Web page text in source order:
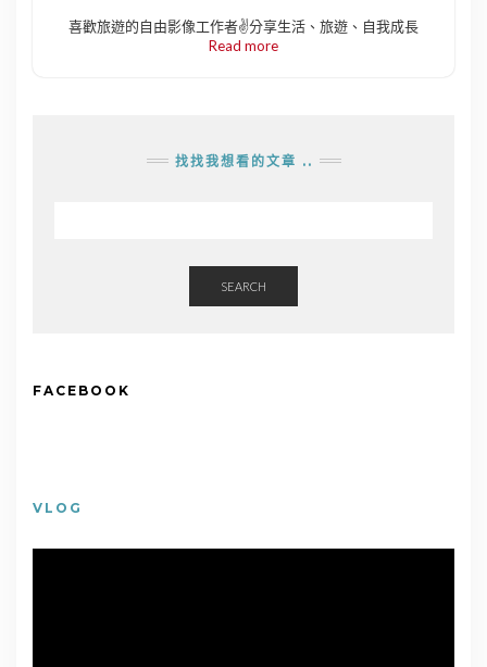
喜歡旅遊的自由影像工作者✌️分享生活、旅遊、自我成長
Read more
找找我想看的文章 ..
SEARCH
FACEBOOK
VLOG